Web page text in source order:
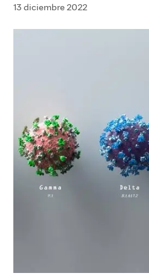
13 diciembre 2022